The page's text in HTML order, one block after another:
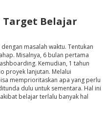
Target Belajar
masalah waktu. Tentukan
Misalnya, 6 bulan pertama
Kemudian, 1 tahun
proyek lanjutan. Melalui
memprioritaskan apa yang perlu
dulu untuk sementara. Hal ini
belajar terlalu banyak hal